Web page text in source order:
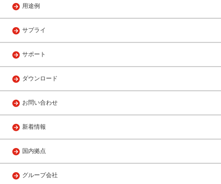
用途例
サプライ
サポート
ダウンロード
お問い合わせ
新着情報
国内拠点
グループ会社